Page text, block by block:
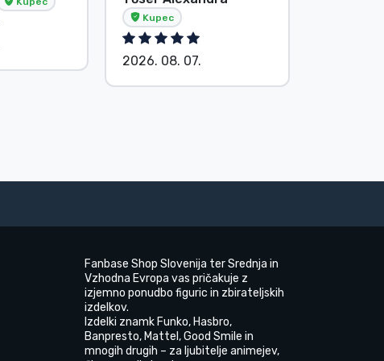
Kupec
2026. 08. 07.
Fanbase Shop Slovenija ter Srednja in
Vzhodna Evropa vas pričakuje z
izjemno ponudbo figuric in zbirateljskih
izdelkov.
Izdelki znamk Funko, Hasbro,
Banpresto, Mattel, Good Smile in
mnogih drugih – za ljubitelje animejev,